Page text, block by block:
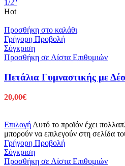
Hot
Προσθήκη στο καλάθι
Γρήγορη Προβολή
Σύγκριση
Προσθήκη σε Λίστα Επιθυμιών
Πετάλια Γυμναστικής με
20,00€
Επιλογή Αυτό το προϊόν έχει
μπορούν να επιλεγούν στη σελίδα
Γρήγορη Προβολή
Σύγκριση
Προσθήκη σε Λίστα Επιθυμιών